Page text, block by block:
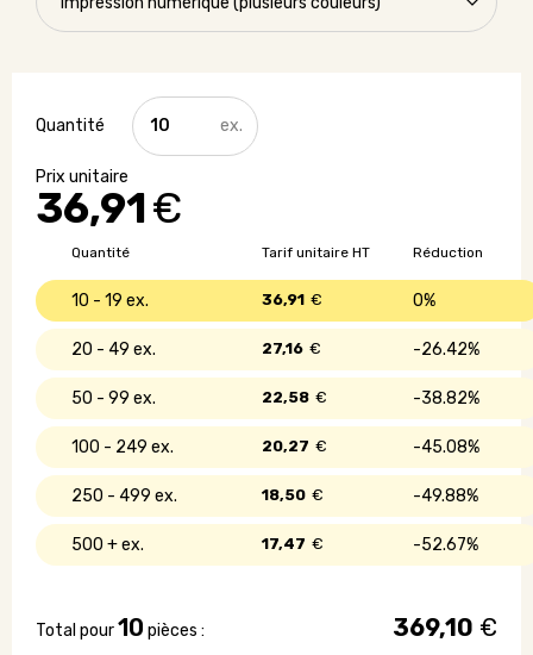
36,91€
quantité
de
Welcome
-
Complet
Quantité Réduction
Tarif unitaire HT
10 - 19 0%
36,91 €
20 - 49 26.42%
27,16 €
50 - 99 38.82%
22,58 €
100 - 249 45.08%
20,27 €
250 - 499 49.88%
18,50 €
500 + 52.67%
17,47 €
Total pour10 pièces : 369,10 €